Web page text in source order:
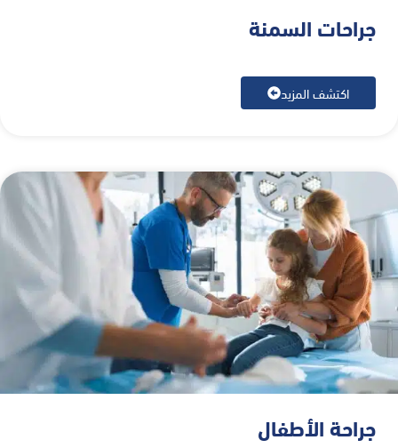
جراحات السمنة
اكتشف المزيد
جراحة الأطفال